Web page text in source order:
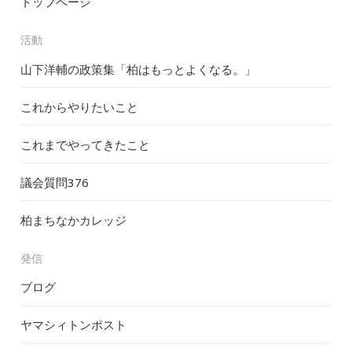
活動
山下洋輔の政策集「柏はもっとよくなる。」
これからやりたいこと
これまでやってきたこと
議会質問376
柏まちなかカレッジ
発信
ブログ
ヤマシィトンポスト